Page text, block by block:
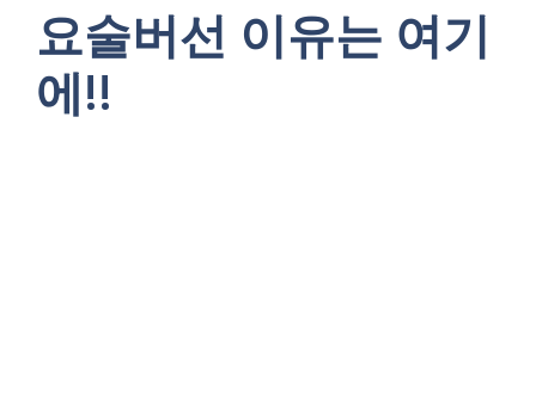
요술버선 이유는 여기
에!!